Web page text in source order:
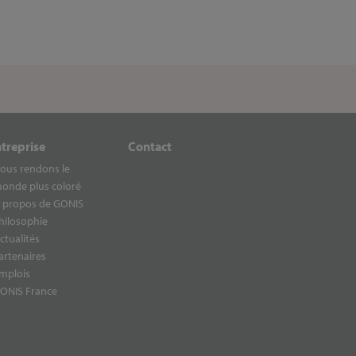
rendons le
plus coloré
propos de GONIS
France
Contact